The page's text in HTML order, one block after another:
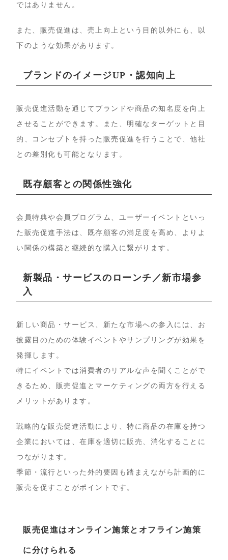
ではありません。
また、販売促進は、売上向上という目的以外にも、以
下のような効果があります。
ブランドのイメージUP・認知向上
販売促進活動を通じてブランドや商品の知名度を向上
させることができます。また、明確なターゲットと目
的、コンセプトを持った販売促進を行うことで、他社
との差別化も可能となります。
既存顧客との関係性強化
会員特典や会員プログラム、ユーザーイベントといっ
た販売促進手法は、既存顧客の満足度を高め、よりよ
い関係の構築と継続的な購入に繋がります。
新製品・サービスのローンチ／新市場参
入
新しい商品・サービス、新たな市場への参入には、お
披露目のための体験イベントやサンプリングが効果を
発揮します。
特にイベントでは消費者のリアルな声を聞くことがで
きるため、販売促進とマーケティングの両方を行える
メリットがあります。
戦略的な販売促進活動により、特に商品の在庫を持つ
企業においては、在庫を適切に販売、消化することに
つながります。
季節・流行といった外的要因も踏まえながら計画的に
販売を促すことがポイントです。
販売促進はオンライン施策とオフライン施策
に分けられる